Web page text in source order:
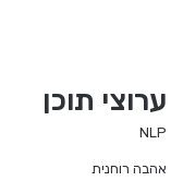
ערוצי תוכן
NLP
אהבה רוחנית